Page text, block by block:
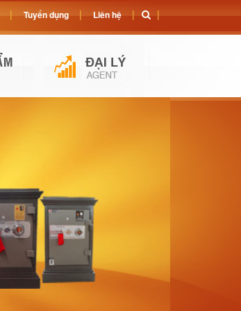
Tuyển dụng Liên hệ